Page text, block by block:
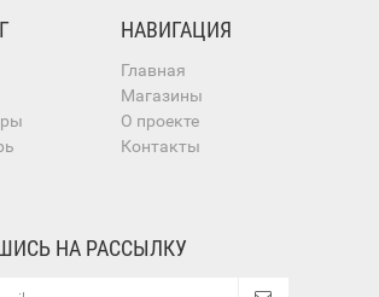
НАВИГАЦИЯ
Главная
Магазины
О проекте
Контакты
НА РАССЫЛКУ